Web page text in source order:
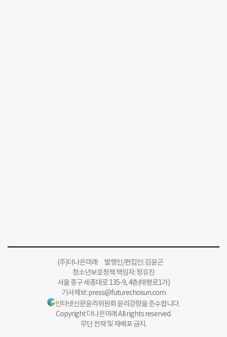
(주)더나은미래 발행인/편집인: 김윤곤
청소년보호정책 책임자: 정유진
서울 중구 세종대로 135-9, 4층(태평로1가)
기사제보:press@futurechosun.com
인터넷신문윤리위원회 윤리강령을 준수합니다.
Copyright 더나은미래 All rights reserved.
무단 전재 및 재배포 금지.